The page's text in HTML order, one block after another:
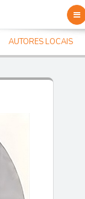
AUTORES LOCAIS